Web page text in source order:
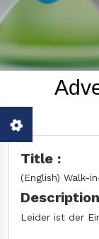
Title :
(English) Walk-
Leider ist der